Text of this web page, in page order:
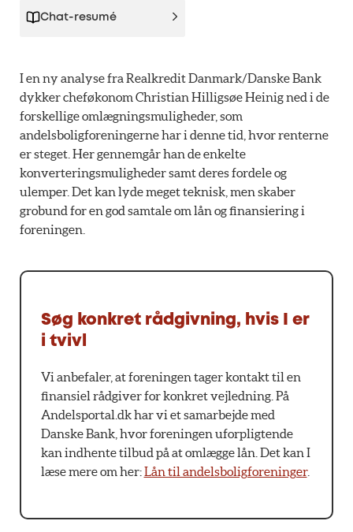
Chat-resumé
I en ny analyse fra Realkredit Danmark/Danske Bank
dykker cheføkonom Christian Hilligsøe Heinig ned i de
forskellige omlægningsmuligheder, som
andelsboligforeningerne har i denne tid, hvor renterne
er steget. Her gennemgår han de enkelte
konverteringsmuligheder samt deres fordele og
ulemper. Det kan lyde meget teknisk, men skaber
grobund for en god samtale om lån og finansiering i
foreningen.
Søg konkret rådgivning, hvis I er
i tvivl
Vi anbefaler, at foreningen tager kontakt til en
finansiel rådgiver for konkret vejledning. På
Andelsportal.dk har vi et samarbejde med
Danske Bank, hvor foreningen uforpligtende
kan indhente tilbud på at omlægge lån. Det kan I
læse mere om her:Lån til andelsboligforeninger.